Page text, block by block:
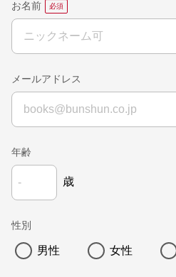
お名前
メールアドレス
年齢
歳
性別
男性 女性